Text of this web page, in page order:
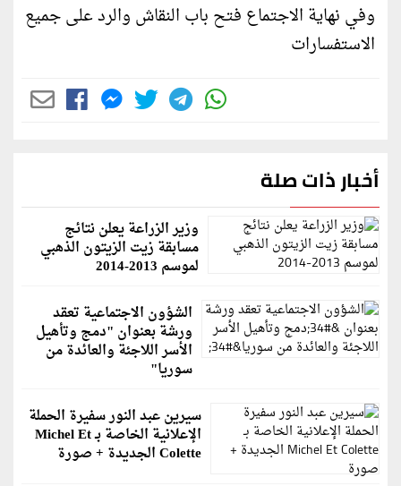
وفي نهاية الاجتماع فتح باب النقاش والرد على جميع
الاستفسارات
أخبار ذات صلة
وزير الزراعة يعلن نتائج
مسابقة زيت الزيتون الذهبي
لموسم 2013-2014
الشؤون الاجتماعية تعقد
ورشة بعنوان "دمج وتأهيل
الأسر اللاجئة والعائدة من
سوريا"
سيرين عبد النور سفيرة الحملة
الإعلانية الخاصة بـ Michel Et
Colette الجديدة + صورة